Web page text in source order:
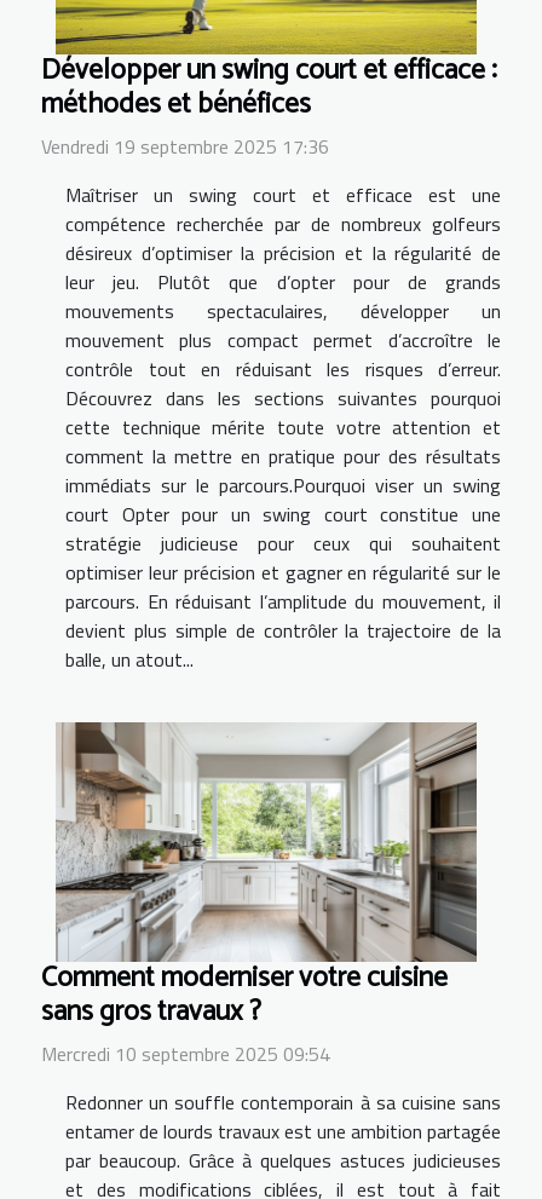
Développer un swing court et efficace :
méthodes et bénéfices
Vendredi 19 septembre 2025 17:36
Maîtriser un swing court et efficace est une
compétence recherchée par de nombreux golfeurs
désireux d’optimiser la précision et la régularité de
leur jeu. Plutôt que d’opter pour de grands
mouvements spectaculaires, développer un
mouvement plus compact permet d’accroître le
contrôle tout en réduisant les risques d’erreur.
Découvrez dans les sections suivantes pourquoi
cette technique mérite toute votre attention et
comment la mettre en pratique pour des résultats
immédiats sur le parcours.Pourquoi viser un swing
court Opter pour un swing court constitue une
stratégie judicieuse pour ceux qui souhaitent
optimiser leur précision et gagner en régularité sur le
parcours. En réduisant l’amplitude du mouvement, il
devient plus simple de contrôler la trajectoire de la
balle, un atout...
Comment moderniser votre cuisine
sans gros travaux ?
Mercredi 10 septembre 2025 09:54
Redonner un souffle contemporain à sa cuisine sans
entamer de lourds travaux est une ambition partagée
par beaucoup. Grâce à quelques astuces judicieuses
et des modifications ciblées, il est tout à fait